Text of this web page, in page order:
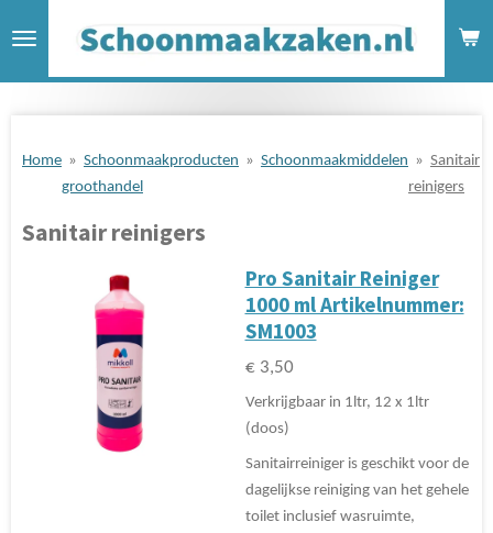
direct
Home » Schoonmaakproducten
groothandel
» Schoonmaakmiddelen » Sanitair
reinigers
Sanitair reinigers
Pro Sanitair Reiniger
1000 ml Artikelnummer:
SM1003
€ 3,50
Verkrijgbaar in 1ltr, 12 x 1ltr
(doos)
Sanitairreiniger is geschikt voor de
dagelijkse reiniging van het gehele
toilet inclusief wasruimte,